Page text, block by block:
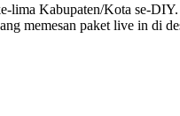
Kabupaten/Kota se-
memesan paket live in di